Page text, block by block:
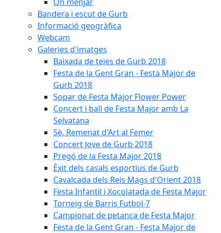
Bandera i escut de Gurb
Informació geogràfica
Webcam
Galeries d'imatges
Baixada de teies de Gurb 2018
Festa de la Gent Gran - Festa Major de
Gurb 2018
Sopar de Festa Major Flower Power
Concert i ball de Festa Major amb La
Selvatana
5è. Remenat d'Art al Femer
Concert Jove de Gurb 2018
Pregó de la Festa Major 2018
Èxit dels casals esportius de Gurb
Cavalcada dels Reis Mags d'Orient 2018
Festa Infantil i Xocolatada de Festa Major
Torneig de Barris Futbol-7
Campionat de petanca de Festa Major
Festa de la Gent Gran - Festa Major de